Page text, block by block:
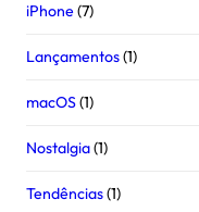
iPhone(7)
Lançamentos(1)
macOS(1)
Nostalgia(1)
Tendências(1)